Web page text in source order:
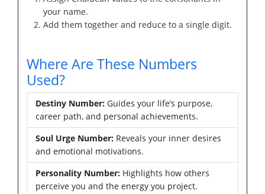
your name.
Add them together and reduce to a single digit.
Where Are These Numbers
Used?
Destiny Number: Guides your life’s purpose,
career path, and personal achievements.
Soul Urge Number: Reveals your inner desires
and emotional motivations.
Personality Number: Highlights how others
perceive you and the energy you project.